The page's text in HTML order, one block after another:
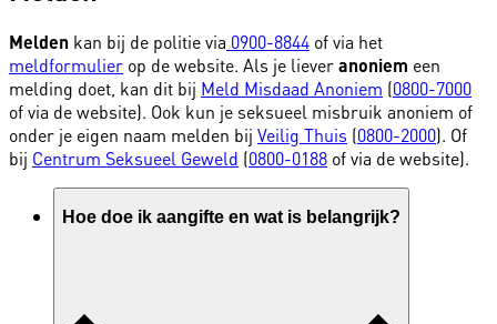
Melden kan bij de politie via 0900-8844 of via het
meldformulier op de website. Als je lieveranoniem een
melding doet, kan dit bij Meld Misdaad Anoniem (0800-7000
of via de website). Ook kun je seksueel misbruik anoniem of
onder je eigen naam melden bij Veilig Thuis (0800-2000). Of
bij Centrum Seksueel Geweld (0800-0188 of via de website).
Hoe doe ik aangifte en wat is belangrijk?